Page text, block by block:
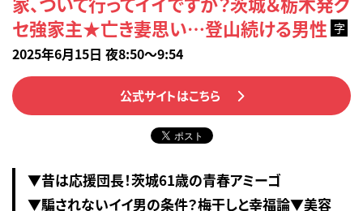
セ強家主★亡き妻思い…登山続ける男性 字
2025年6月15日 夜8:50～9:54
公式サイトはこちら
▼昔は応援団長！茨城61歳の青春アミーゴ
▼騙されないイイ男の条件？梅干しと幸福論▼美容